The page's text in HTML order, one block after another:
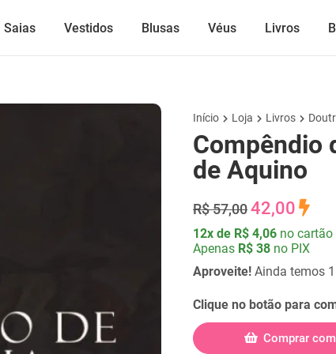
Saias Vestidos Blusas Véus Livros
Início Loja Livros
Compêndio
de Aquino
R$ 57,0042,00
12x de R$ 4,06 no cartão
Apenas R$ 38 no PIX
Aproveite! Ainda temos
Clique no botão para
Comprar